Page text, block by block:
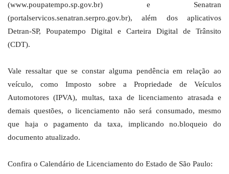
(www.poupatempo.sp.gov.br) e Senatran
(portalservicos.senatran.serpro.gov.br), além dos aplicativos
Detran-SP, Poupatempo Digital e Carteira Digital de Trânsito
(CDT).
Vale ressaltar que se constar alguma pendência em relação ao
veículo, como Imposto sobre a Propriedade de Veículos
Automotores (IPVA), multas, taxa de licenciamento atrasada e
demais questões, o licenciamento não será consumado, mesmo
que haja o pagamento da taxa, implicando no.bloqueio do
documento atualizado.
Confira o Calendário de Licenciamento do Estado de São Paulo: